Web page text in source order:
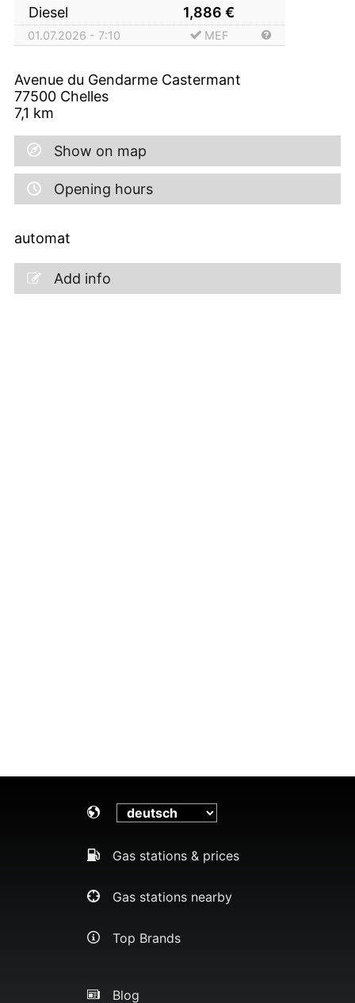
Diesel 1,886 €
01.07.2026 - 7:10 MEF
Avenue du Gendarme Castermant
77500 Chelles
7,1 km
Show on map
Opening hours
automat
Add info
Gas stations & prices
Gas stations nearby
Top Brands
Blog